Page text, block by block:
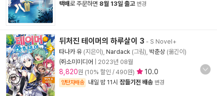
택배로 주문하면 8월 13일 출고 변경
뒤처진 테이머의 하루살이 3 - S Novel+
타나카 유 (지은이), Nardack (그림), 박춘상 (옮긴이)
㈜소미미디어
2023년 08월
8,820원 (10% 할인 / 490원) 10.0
양탄자배송 내일 밤 11시 잠들기전 배송 변경